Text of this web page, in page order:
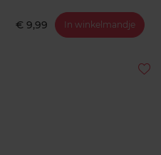
€ 9,99 In winkelmandje